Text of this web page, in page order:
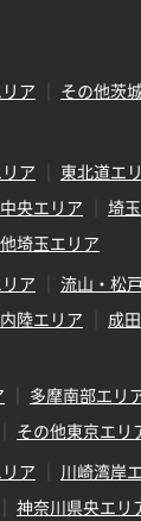
ア
その他茨
ア
東北道エ
央エリア
埼
埼玉エリア
ア
流山・松
陸エリア
成
多摩南部エリ
その他東京エリ
ア
川崎湾岸
神奈川県央エリ